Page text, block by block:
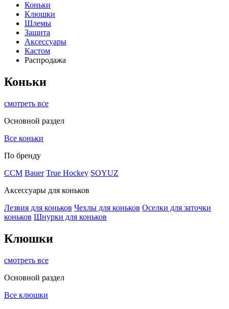
Коньки
Клюшки
Шлемы
Защита
Аксессуары
Кастом
Распродажа
Коньки
смотреть все
Основной раздел
Все коньки
По бренду
ССМ Bauer True Hockey SOYUZ
Аксессуары для коньков
Лезвия для коньков Чехлы для коньков Оселки для заточки
коньков Шнурки для коньков
Клюшки
смотреть все
Основной раздел
Все клюшки